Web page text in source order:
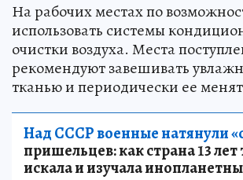
На рабочих местах по
использовать системы
очистки воздуха. Места
рекомендуют завешивать
тканью и периодически ее
Над СССР военные натянули
пришельцев: как страна 13 лет
искала и изучала